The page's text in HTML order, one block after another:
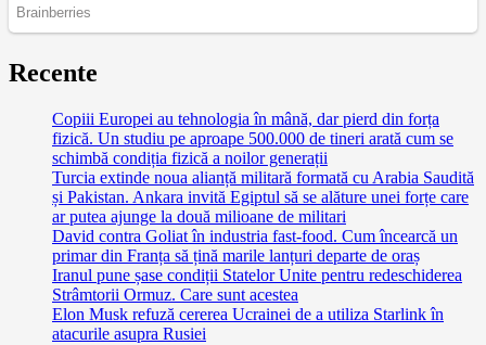
Recente
Copiii Europei au tehnologia în mână, dar pierd din forța
fizică. Un studiu pe aproape 500.000 de tineri arată cum se
schimbă condiția fizică a noilor generații
Turcia extinde noua alianță militară formată cu Arabia Saudită
și Pakistan. Ankara invită Egiptul să se alăture unei forțe care
ar putea ajunge la două milioane de militari
David contra Goliat în industria fast-food. Cum încearcă un
primar din Franța să țină marile lanțuri departe de oraș
Iranul pune șase condiții Statelor Unite pentru redeschiderea
Strâmtorii Ormuz. Care sunt acestea
Elon Musk refuză cererea Ucrainei de a utiliza Starlink în
atacurile asupra Rusiei